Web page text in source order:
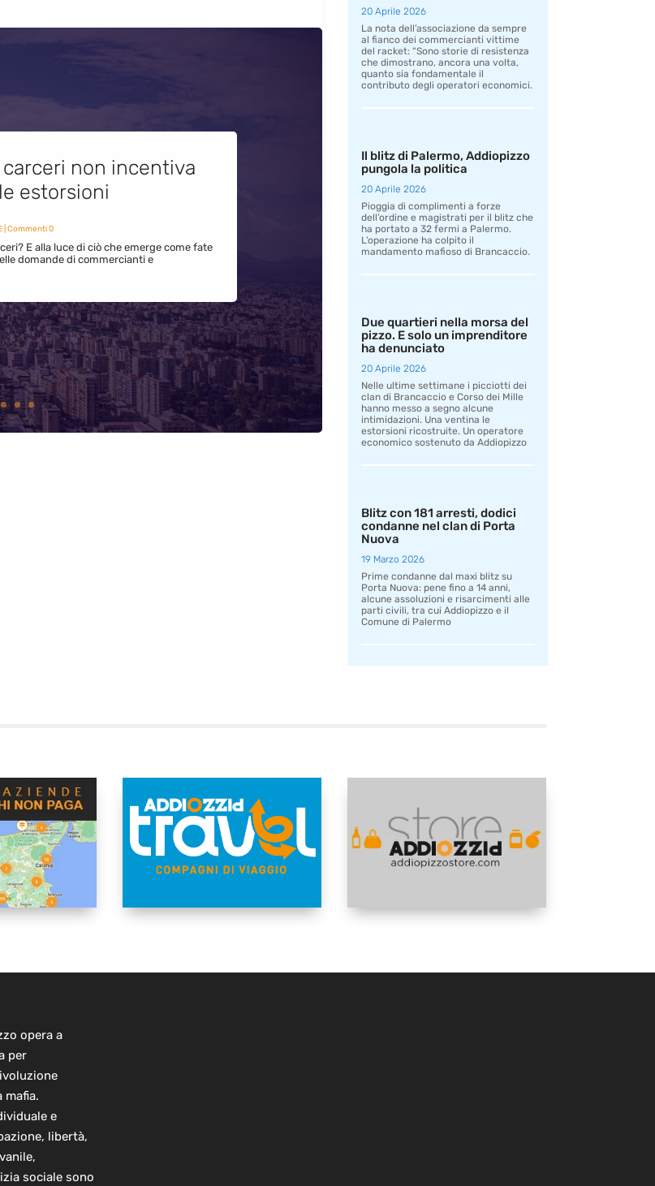
non incentiva
estorsioni
| Commenti 0
E alla luce di ciò che emerge come fate
domande di commercianti e
20 Aprile 2026
La nota dell’associazione da sempre
al fianco dei commercianti vittime
del racket: “Sono storie di resistenza
che dimostrano, ancora una volta,
quanto sia fondamentale il
contributo degli operatori economici.
Il blitz di Palermo, Addiopizzo
pungola la politica
20 Aprile 2026
Pioggia di complimenti a forze
dell’ordine e magistrati per il blitz che
ha portato a 32 fermi a Palermo.
L’operazione ha colpito il
mandamento mafioso di Brancaccio.
Due quartieri nella morsa del
pizzo. E solo un imprenditore
ha denunciato
20 Aprile 2026
Nelle ultime settimane i picciotti dei
clan di Brancaccio e Corso dei Mille
hanno messo a segno alcune
intimidazioni. Una ventina le
estorsioni ricostruite. Un operatore
economico sostenuto da Addiopizzo
Blitz con 181 arresti, dodici
condanne nel clan di Porta
Nuova
19 Marzo 2026
Prime condanne dal maxi blitz su
Porta Nuova: pene fino a 14 anni,
alcune assoluzioni e risarcimenti alle
parti civili, tra cui Addiopizzo e il
Comune di Palermo
opera a
per
mafia.
e
libertà,
sociale sono